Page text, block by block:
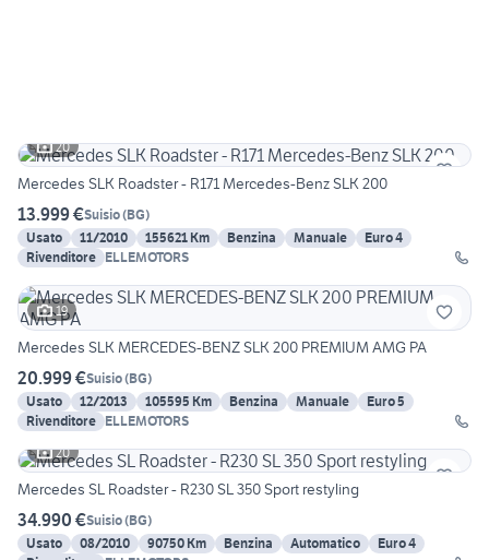
20
Mercedes SLK Roadster - R171 Mercedes-Benz SLK 200
13.999 €Suisio(BG)
Usato
11/2010 155621 Km Benzina Manuale
Euro 4
Rivenditore ELLEMOTORS
19
Mercedes SLK MERCEDES-BENZ SLK 200 PREMIUM AMG PA
20.999 €Suisio(BG)
Usato
12/2013 105595 Km Benzina Manuale
Euro 5
Rivenditore ELLEMOTORS
20
Mercedes SL Roadster - R230 SL 350 Sport restyling
34.990 €Suisio(BG)
Usato
08/2010 90750 Km Benzina Automatico
Euro 4